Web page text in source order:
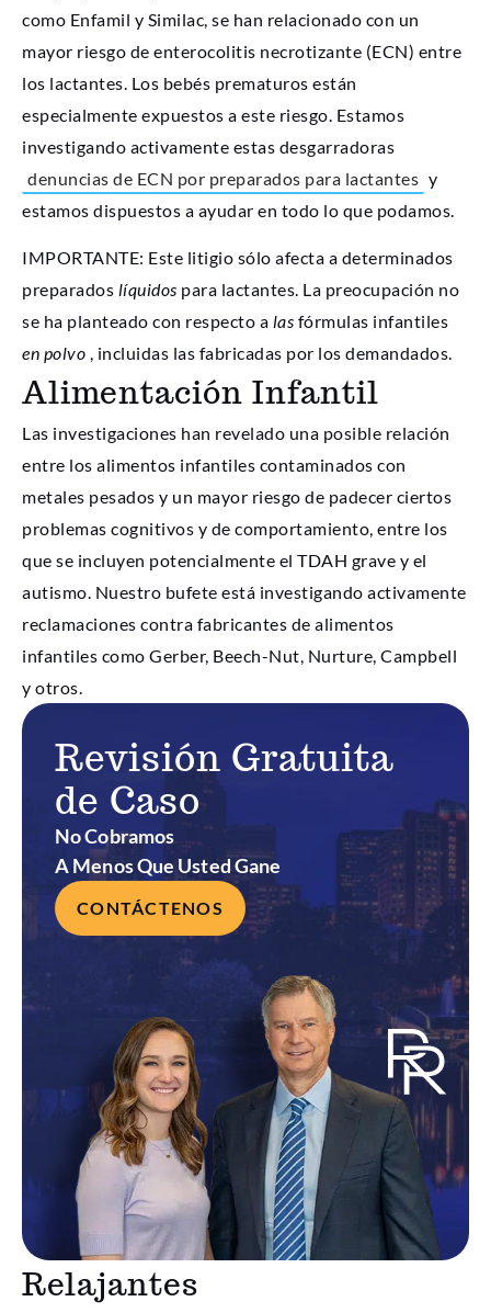
como Enfamil y Similac, se han relacionado con un
mayor riesgo de enterocolitis necrotizante (ECN) entre
los lactantes. Los bebés prematuros están
especialmente expuestos a este riesgo. Estamos
investigando activamente estas desgarradoras
denuncias de ECN por preparados para lactantes y
estamos dispuestos a ayudar en todo lo que podamos.
IMPORTANTE: Este litigio sólo afecta a determinados
preparados líquidos para lactantes. La preocupación no
se ha planteado con respecto a las fórmulas infantiles
en polvo , incluidas las fabricadas por los demandados.
Alimentación Infantil
Las investigaciones han revelado una posible relación
entre los alimentos infantiles contaminados con
metales pesados y un mayor riesgo de padecer ciertos
problemas cognitivos y de comportamiento, entre los
que se incluyen potencialmente el TDAH grave y el
autismo. Nuestro bufete está investigando activamente
reclamaciones contra fabricantes de alimentos
infantiles como Gerber, Beech-Nut, Nurture, Campbell
y otros.
Revisión Gratuita
de Caso
No Cobramos
A Menos Que Usted Gane
CONTÁCTENOS
Relajantes